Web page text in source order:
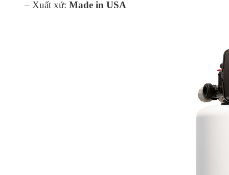
– Xuất xứ: Made in USA